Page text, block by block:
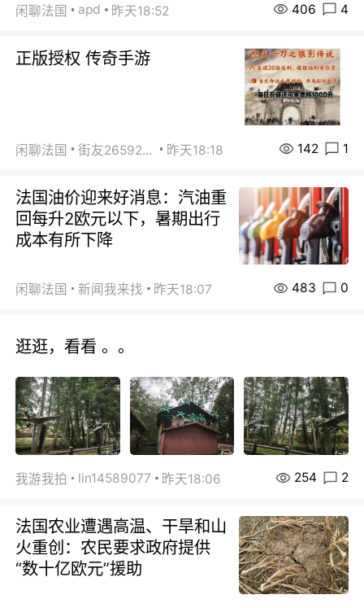
闲聊法国 apd 昨天18:52 406 4
正版授权 传奇手游
闲聊法国 街友26592800 昨天18:18 142 1
法国油价迎来好消息：汽油重
回每升2欧元以下，暑期出行
成本有所下降
闲聊法国 新闻我来找 昨天18:07 483 0
逛逛，看看 。。
我游我拍 lin14589077 昨天18:06 254 2
法国农业遭遇高温、干旱和山
火重创：农民要求政府提供
“数十亿欧元”援助